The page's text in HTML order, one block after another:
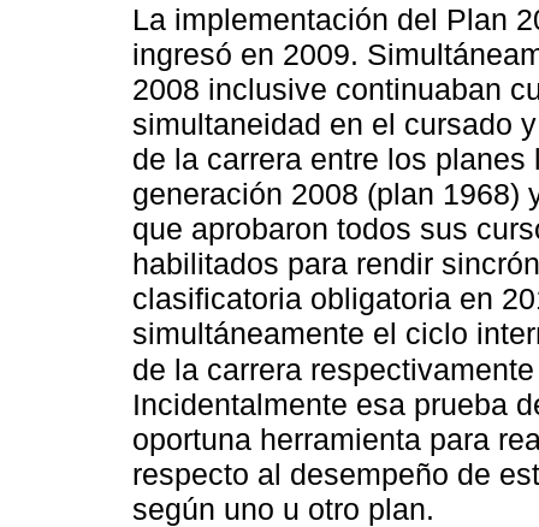
La implementación del Plan
ingresó en 2009.
2008 inclusive continuaban
simultaneidad en el cursado
de la carrera entre los
generación 2008 (plan 1968)
que aprobaron todos sus
habilitados para rendir
clasificatoria obligatoria en
simultáneamente el ciclo
de la carrera
Incidentalmente esa prueba
oportuna herramienta para
respecto al desempeño de
según uno u otro plan.